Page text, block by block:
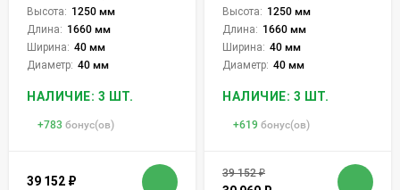
Высота: 1250 мм
Длина: 1660 мм
Ширина: 40 мм
Диаметр: 40 мм
НАЛИЧИЕ: 3 ШТ.
+783 бонус(ов)
39 152 ₽
Высота: 1250 мм
Длина: 1660 мм
Ширина: 40 мм
Диаметр: 40 мм
НАЛИЧИЕ: 3 ШТ.
+619 бонус(ов)
39 152₽